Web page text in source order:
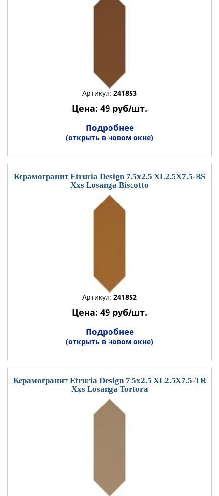
Артикул: 241853
Цена: 49 руб/шт.
Подробнее
(открыть в новом окне)
Керамогранит Etruria Design 7.5x2.5 XL2.5X7.5-BS
Xxs Losanga Biscotto
Артикул: 241852
Цена: 49 руб/шт.
Подробнее
(открыть в новом окне)
Керамогранит Etruria Design 7.5x2.5 XL2.5X7.5-TR
Xxs Losanga Tortora